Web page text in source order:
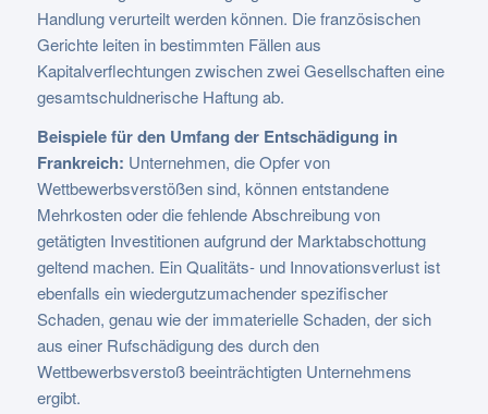
Handlung verurteilt werden können. Die französischen
Gerichte leiten in bestimmten Fällen aus
Kapitalverflechtungen zwischen zwei Gesellschaften eine
gesamtschuldnerische Haftung ab.
Beispiele für den Umfang der Entschädigung in
Frankreich: Unternehmen, die Opfer von
Wettbewerbsverstößen sind, können entstandene
Mehrkosten oder die fehlende Abschreibung von
getätigten Investitionen aufgrund der Marktabschottung
geltend machen. Ein Qualitäts- und Innovationsverlust ist
ebenfalls ein wiedergutzumachender spezifischer
Schaden, genau wie der immaterielle Schaden, der sich
aus einer Rufschädigung des durch den
Wettbewerbsverstoß beeinträchtigten Unternehmens
ergibt.